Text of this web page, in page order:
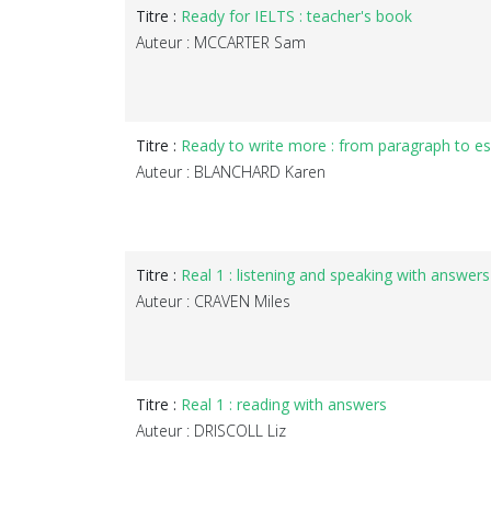
Titre : Ready for IELTS : teacher's book
Auteur : MCCARTER Sam
Titre : Ready to write more : from paragraph to
Auteur : BLANCHARD Karen
Titre : Real 1 : listening and speaking with answers
Auteur : CRAVEN Miles
Titre : Real 1 : reading with answers
Auteur : DRISCOLL Liz